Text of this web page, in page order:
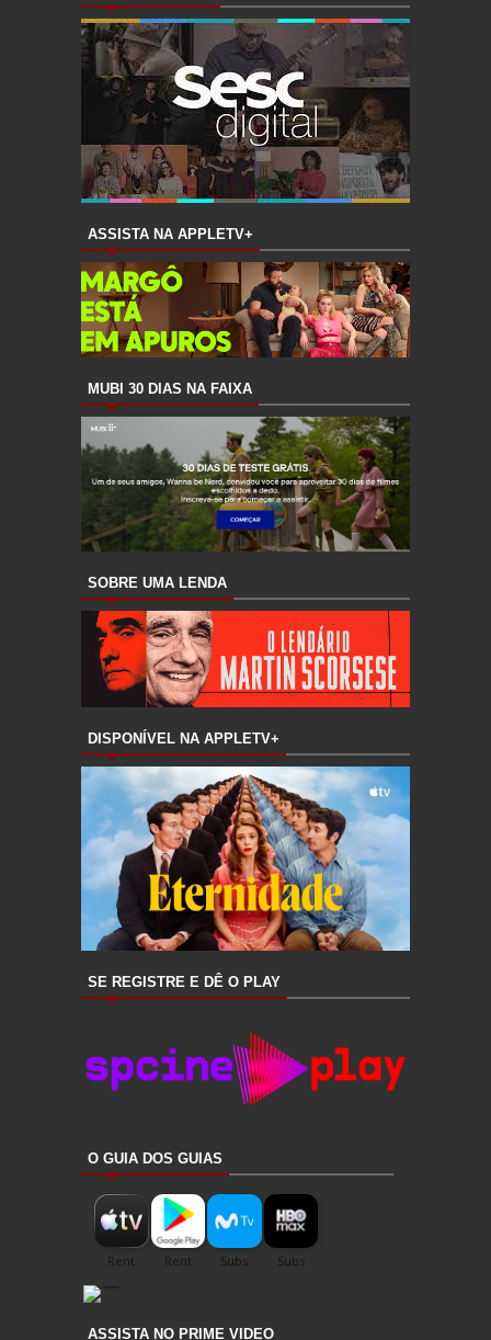
ASSISTA NA APPLETV+
MUBI 30 DIAS NA FAIXA
SOBRE UMA LENDA
DISPONÍVEL NA APPLETV+
SE REGISTRE E DÊ O PLAY
O GUIA DOS GUIAS
ASSISTA NO PRIME VIDEO